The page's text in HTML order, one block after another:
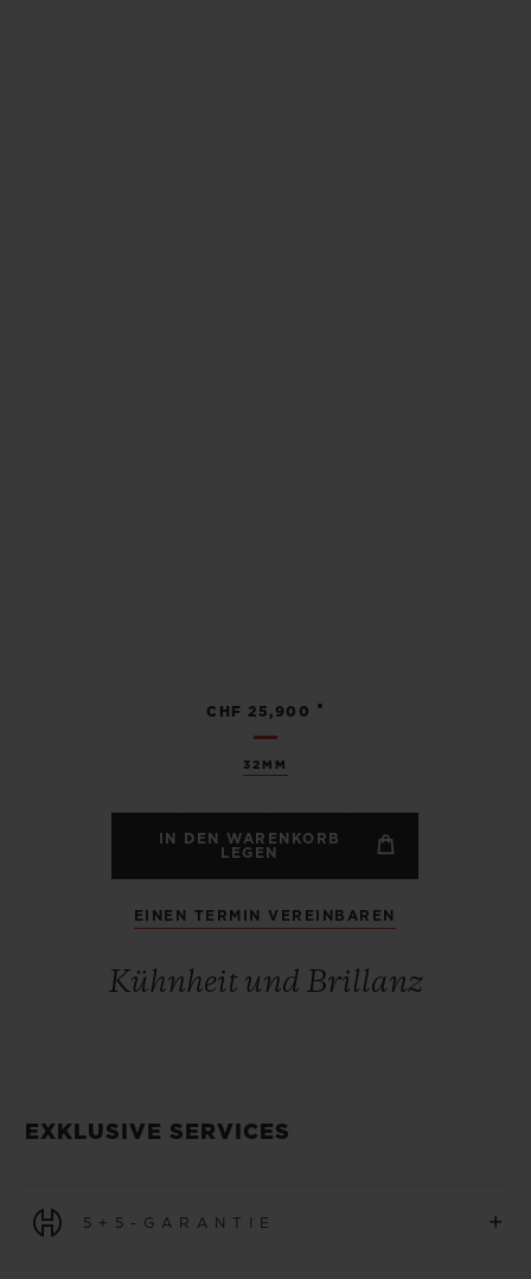
32MM
CHF 25,900 •
IN DEN WARENKORB
LEGEN
EINEN TERMIN VEREINBAREN
Kühnheit und Brillanz
EXKLUSIVE SERVICES
5+5-GARANTIE +